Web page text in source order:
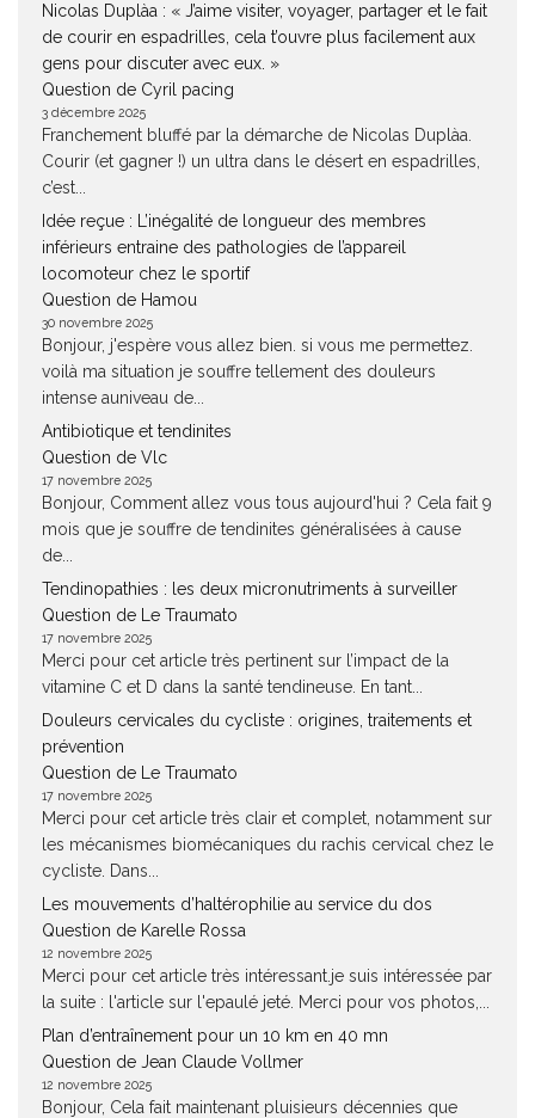
Nicolas Duplàa : « J’aime visiter, voyager, partager et le fait
de courir en espadrilles, cela t’ouvre plus facilement aux
gens pour discuter avec eux. »
Question de Cyril pacing
3 décembre 2025
Franchement bluffé par la démarche de Nicolas Duplàa.
Courir (et gagner !) un ultra dans le désert en espadrilles,
c’est...
Idée reçue : L’inégalité de longueur des membres
inférieurs entraine des pathologies de l’appareil
locomoteur chez le sportif
Question de Hamou
30 novembre 2025
Bonjour, j'espère vous allez bien. si vous me permettez.
voilà ma situation je souffre tellement des douleurs
intense auniveau de...
Antibiotique et tendinites
Question de Vlc
17 novembre 2025
Bonjour, Comment allez vous tous aujourd'hui ? Cela fait 9
mois que je souffre de tendinites généralisées à cause
de...
Tendinopathies : les deux micronutriments à surveiller
Question de Le Traumato
17 novembre 2025
Merci pour cet article très pertinent sur l’impact de la
vitamine C et D dans la santé tendineuse. En tant...
Douleurs cervicales du cycliste : origines, traitements et
prévention
Question de Le Traumato
17 novembre 2025
Merci pour cet article très clair et complet, notamment sur
les mécanismes biomécaniques du rachis cervical chez le
cycliste. Dans...
Les mouvements d’haltérophilie au service du dos
Question de Karelle Rossa
12 novembre 2025
Merci pour cet article très intéressant.je suis intéressée par
la suite : l'article sur l'epaulé jeté. Merci pour vos photos,...
Plan d’entraînement pour un 10 km en 40 mn
Question de Jean Claude Vollmer
12 novembre 2025
Bonjour, Cela fait maintenant pluisieurs décennies que